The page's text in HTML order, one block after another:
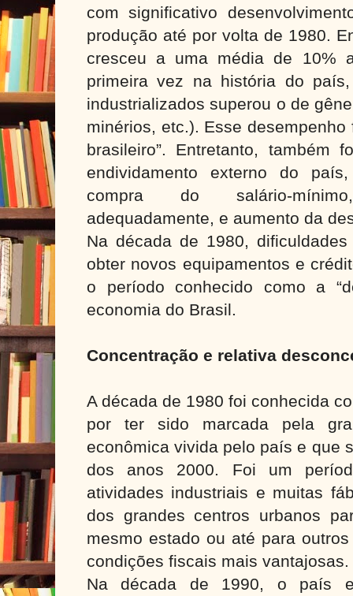
com significativo
produção até por volta de 1980.
cresceu a uma média de 10%
primeira vez na história do
industrializados superou o de
minérios, etc.). Esse desempenho
brasileiro”. Entretanto, também
endividamento externo do
compra do salário-
adequadamente, e aumento da
Na década de 1980,
obter novos equipamentos e
o período conhecido como a
economia do Brasil.
Concentração e relativa
A década de 1980 foi conhecida
por ter sido marcada pela
econômica vivida pelo país e que
dos anos 2000. Foi um
atividades industriais e muitas
dos grandes centros urbanos
mesmo estado ou até para
condições fiscais mais vantajosas.
Na década de 1990, o país